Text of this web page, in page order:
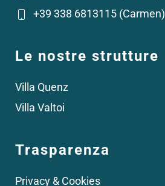
+39 338 6813115 (Carmen)
Le nostre strutture
Villa Quenz
Villa Valtoi
Trasparenza
Privacy & Cookies